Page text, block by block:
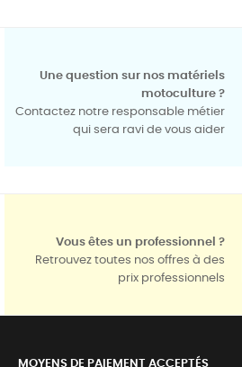
Une question sur nos matériels
motoculture ?
Contactez notre responsable métier
qui sera ravi de vous aider
Vous êtes un professionnel ?
Retrouvez toutes nos offres à des
prix professionnels
MOYENS DE PAIEMENT ACCEPTÉS